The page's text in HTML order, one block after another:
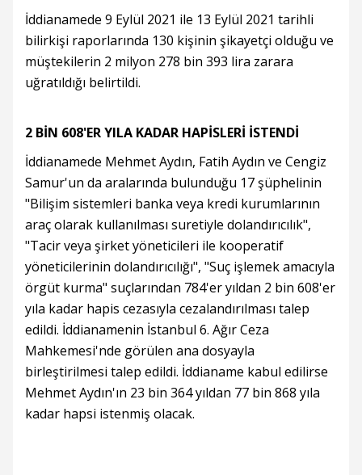
İddianamede 9 Eylül 2021 ile 13 Eylül 2021 tarihli
bilirkişi raporlarında 130 kişinin şikayetçi olduğu ve
müştekilerin 2 milyon 278 bin 393 lira zarara
uğratıldığı belirtildi.
2 BİN 608'ER YILA KADAR HAPİSLERİ İSTENDİ
İddianamede Mehmet Aydın, Fatih Aydın ve Cengiz
Samur'un da aralarında bulunduğu 17 şüphelinin
"Bilişim sistemleri banka veya kredi kurumlarının
araç olarak kullanılması suretiyle dolandırıcılık",
"Tacir veya şirket yöneticileri ile kooperatif
yöneticilerinin dolandırıcılığı", "Suç işlemek amacıyla
örgüt kurma" suçlarından 784'er yıldan 2 bin 608'er
yıla kadar hapis cezasıyla cezalandırılması talep
edildi. İddianamenin İstanbul 6. Ağır Ceza
Mahkemesi'nde görülen ana dosyayla
birleştirilmesi talep edildi. İddianame kabul edilirse
Mehmet Aydın'ın 23 bin 364 yıldan 77 bin 868 yıla
kadar hapsi istenmiş olacak.